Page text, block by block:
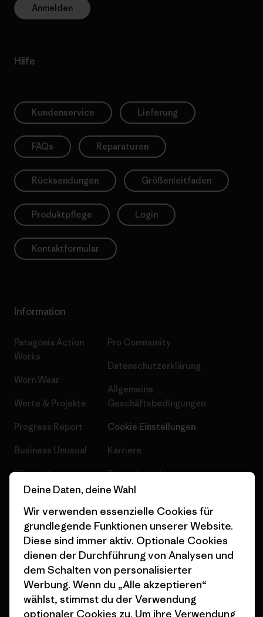
Anmelden
Hilfe
Kundenservice Lieferung
FAQs Reparaturen
Rücksendungen Größenleitfaden
Produktpflege Login
Kontaktformular
Information
Patagonia Action
Works
Worn Wear
Werte & Projekte
Progress Report
Business Unusual
Klimaziele
1% For The Planet
Wie wir finanzieren
Geschenkgutscheine
Stores in deiner
Nähe
Pro Community
Datenschutzerklärung
Allgemeine
Geschäftsbedingungen
Cookie Einstellungen
Karriere
Pressekontakt
Industry program
Affiliate-Programm
Patagonia Deutschland
Seitenverzeichnis
Deine Daten, deine Wahl
Wir verwenden essenzielle Cookies für
grundlegende Funktionen unserer Website.
Diese sind immer aktiv. Optionale Cookies
dienen der Durchführung von Analysen und
dem Schalten von personalisierter
Werbung. Wenn du „Alle akzeptieren“
wählst, stimmst du der Verwendung
optionaler Cookies zu. Um ihre Verwendung